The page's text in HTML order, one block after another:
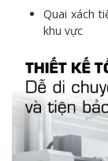
Quai xách
khu vực